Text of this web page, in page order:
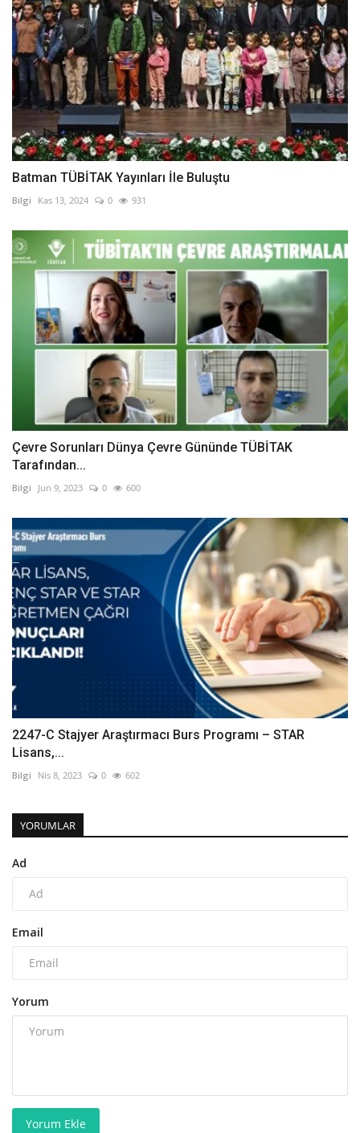
Batman TÜBİTAK Yayınları İle Buluştu
Bilgi Kas 13, 2024 0 931
Çevre Sorunları Dünya Çevre Gününde TÜBİTAK
Tarafından...
Bilgi Jun 9, 2023 0 600
2247-C Stajyer Araştırmacı Burs Programı – STAR
Lisans,...
Bilgi Nis 8, 2023 0 602
YORUMLAR
Ad
Email
Yorum
Yorum Ekle